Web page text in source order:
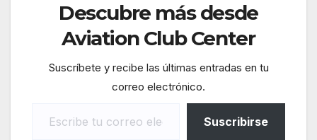
Descubre más desde
Aviation Club Center
Suscríbete y recibe las últimas entradas en tu
correo electrónico.
Suscribirse